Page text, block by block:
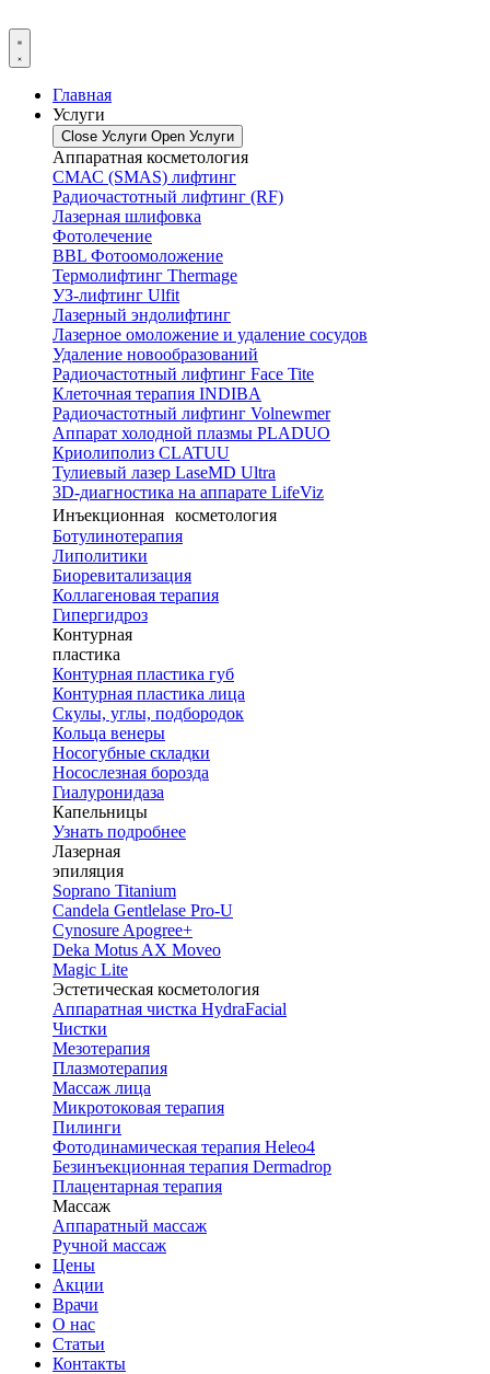
Главная
Услуги
Close Услуги Open Услуги
Аппаратная косметология
СМАС (SMAS) лифтинг
Радиочастотный лифтинг (RF)
Лазерная шлифовка
Фотолечение
BBL Фотоомоложение
Термолифтинг Thermage
УЗ-лифтинг Ulfit
Лазерный эндолифтинг
Лазерное омоложение и удаление сосудов
Удаление новообразований
Радиочастотный лифтинг Face Tite
Клеточная терапия INDIBA
Радиочастотный лифтинг Volnewmer
Аппарат холодной плазмы PLADUO
Криолиполиз CLATUU
Тулиевый лазер LaseMD Ultra
3D-диагностика на аппарате LifeViz
Инъекционная косметология
Ботулинотерапия
Липолитики
Биоревитализация
Коллагеновая терапия
Гипергидроз
Контурная
пластика
Контурная пластика губ
Контурная пластика лица
Скулы, углы, подбородок
Кольца венеры
Носогубные складки
Носослезная борозда
Гиалуронидаза
Капельницы
Узнать подробнее
Лазерная
эпиляция
Soprano Titanium
Candela Gentlelase Pro-U
Cynosure Apogree+
Deka Motus AX Moveo
Magic Lite
Эстетическая косметология
Аппаратная чистка HydraFacial
Чистки
Мезотерапия
Плазмотерапия
Массаж лица
Микротоковая терапия
Пилинги
Фотодинамическая терапия Heleo4
Безинъекционная терапия Dermadrop
Плацентарная терапия
Массаж
Аппаратный массаж
Ручной массаж
Цены
Акции
Врачи
О нас
Статьи
Контакты